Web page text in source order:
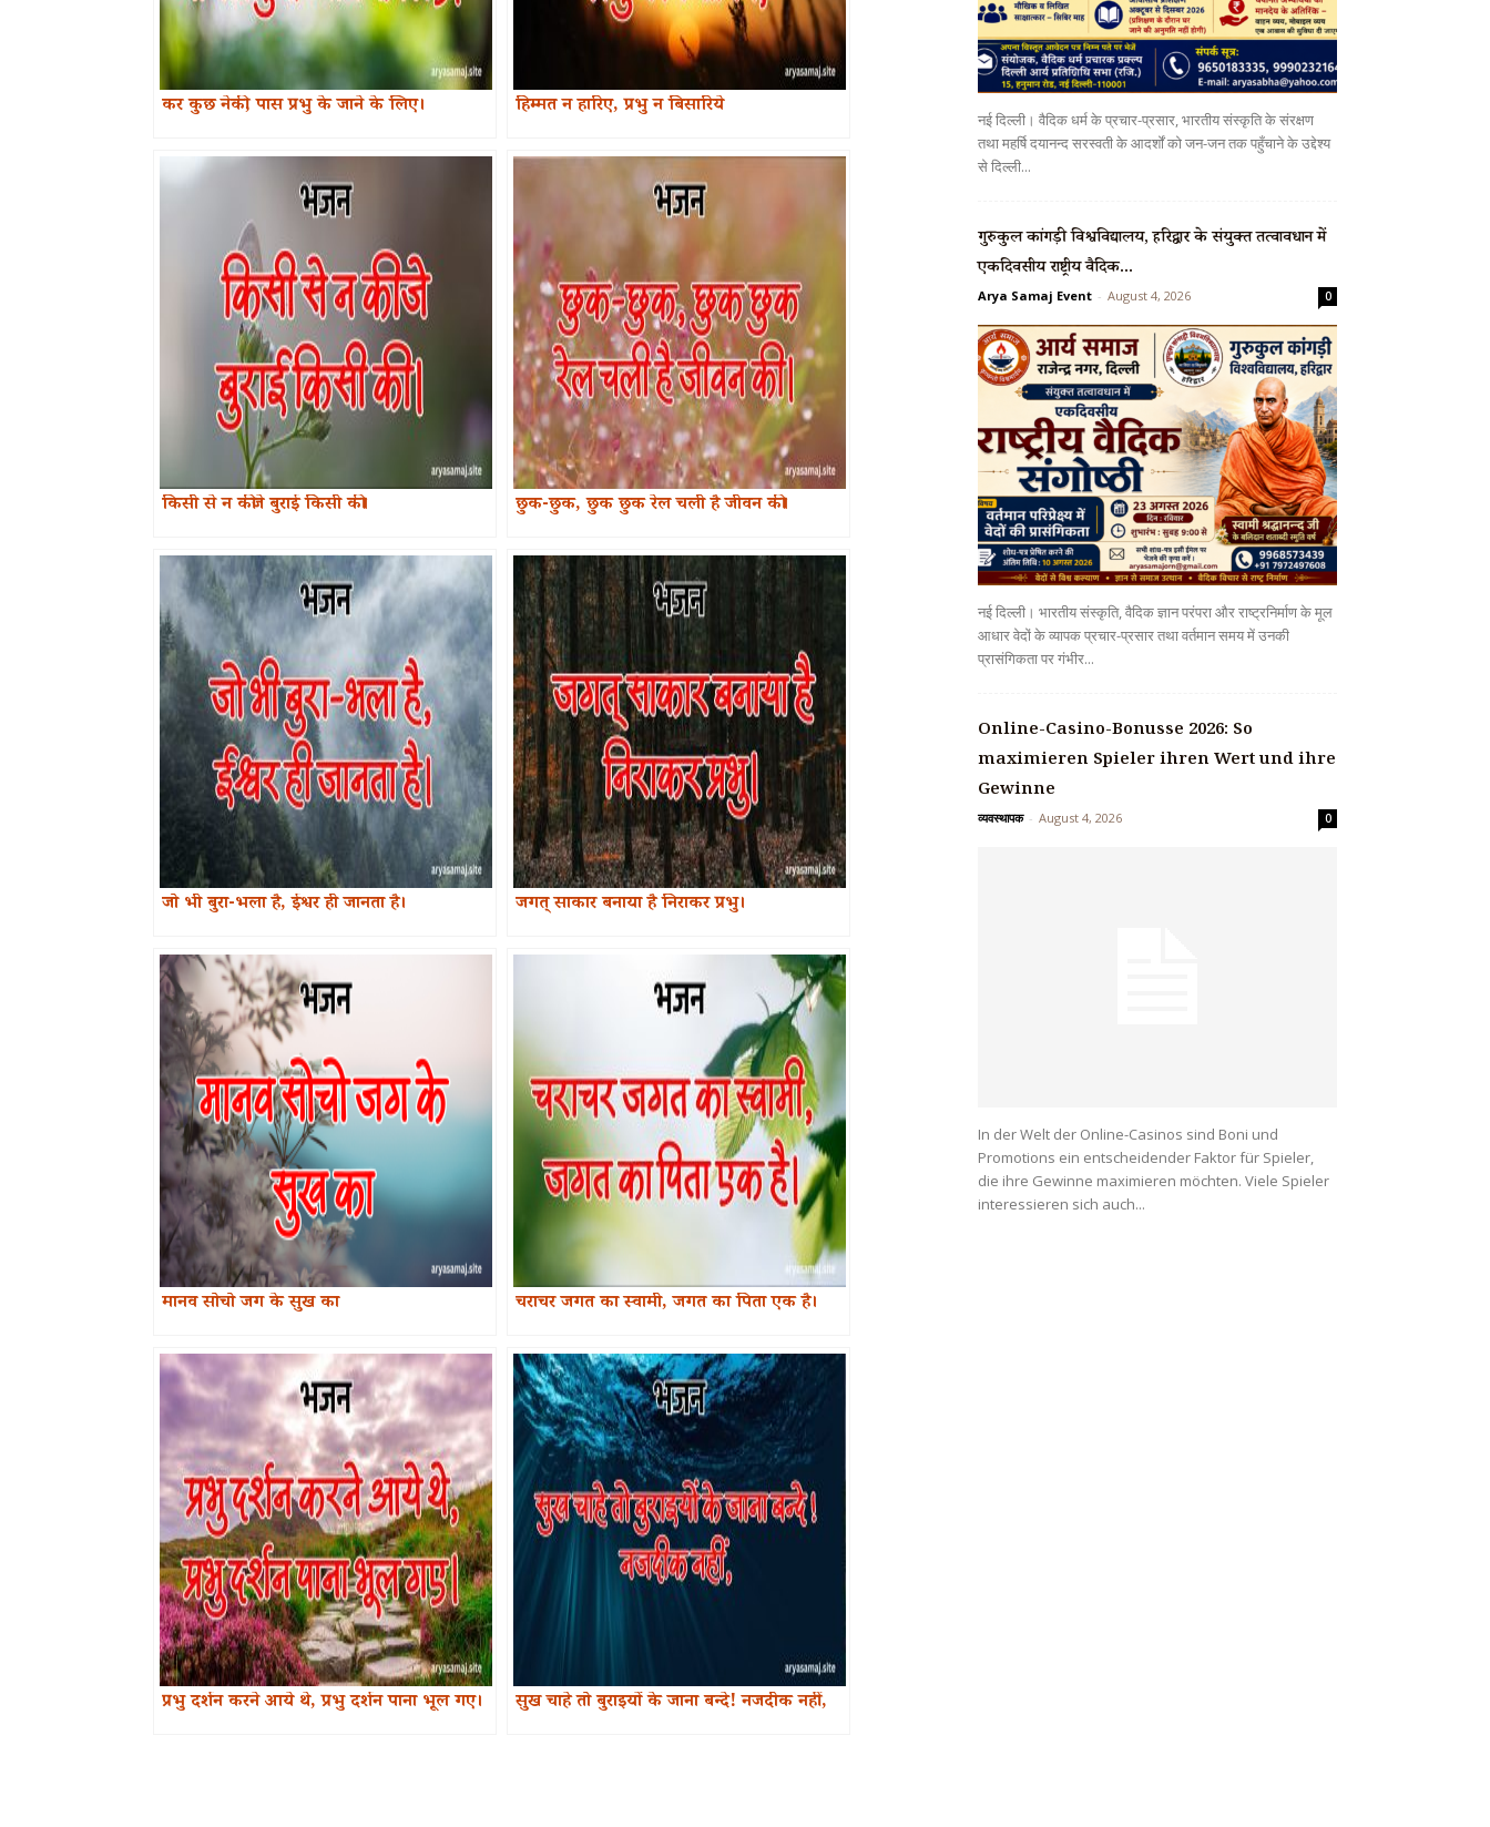
कर कुछ नेकी, पास प्रभु के जाने के लिए। हिम्मत न हारिए, प्रभु न बिसारिये
किसी से न कीजे बुराई किसी की। छुक-छुक, छुक छुक रेल चली है जीवन की।
जो भी बुरा-भला है, ईश्वर ही जानता है। जगत् साकार बनाया है निराकर प्रभु।
मानव सोचो जग के सुख का चराचर जगत का स्वामी, जगत का पिता एक है।
प्रभु दर्शन करने आये थे, प्रभु दर्शन पाना भूल गए। सुख चाहे तो बुराइयों के जाना बन्दे! नजदीक नहीं,
नई दिल्ली। वैदिक धर्म के प्रचार-प्रसार, भारतीय संस्कृति के संरक्षण
तथा महर्षि दयानन्द सरस्वती के आदर्शों को जन-जन तक पहुँचाने के उद्देश्य
से दिल्ली...
गुरुकुल कांगड़ी विश्वविद्यालय, हरिद्वार के संयुक्त तत्वावधान में
एकदिवसीय राष्ट्रीय वैदिक...
Arya Samaj Event - August 4, 2026 0
नई दिल्ली। भारतीय संस्कृति, वैदिक ज्ञान परंपरा और राष्ट्रनिर्माण के मूल
आधार वेदों के व्यापक प्रचार-प्रसार तथा वर्तमान समय में उनकी
प्रासंगिकता पर गंभीर...
Online-Casino-Bonusse 2026: So
maximieren Spieler ihren Wert und ihre
Gewinne
व्यवस्थापक - August 4, 2026 0
In der Welt der Online-Casinos sind Boni und
Promotions ein entscheidender Faktor für Spieler,
die ihre Gewinne maximieren möchten. Viele Spieler
interessieren sich auch...